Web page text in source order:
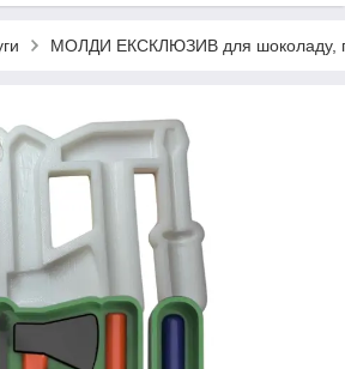
МОЛДИ ЕКСКЛЮЗИВ для шоколаду,